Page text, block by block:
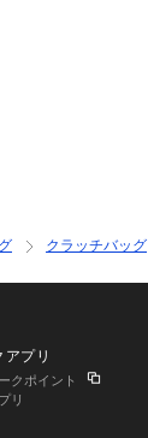
クラッチバッグ
プリ
クポイント
リ